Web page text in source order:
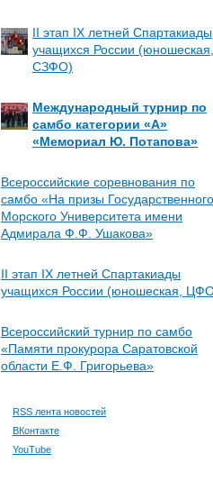
II этап IX летней Спартакиады
учащихся России (юношеская,
СЗФО)
Международный турнир по
самбо категории «А»
«Мемориал Ю. Потапова»
Всероссийские соревнования по
самбо «На призы Государственного
Морского Университета имени
Адмирала Ф.Ф. Ушакова»
II этап IX летней Спартакиады
учащихся России (юношеская,
Всероссийский турнир по самбо
«Памяти прокурора Саратовской
области Е.Ф. Григорьева»
RSS лента новостей
ВКонтакте
YouTube